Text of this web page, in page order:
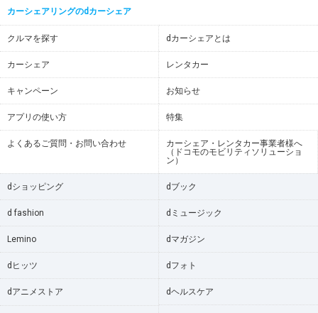
カーシェアリングのdカーシェア
クルマを探す dカーシェアとは
カーシェア レンタカー
キャンペーン お知らせ
アプリの使い方 特集
よくあるご質問・お問い合わせ
カーシェア・レンタカー事業者様へ
（ドコモのモビリティソリューショ
ン）
dショッピング dブック
d fashion dミュージック
Lemino dマガジン
dヒッツ dフォト
dアニメストア dヘルスケア